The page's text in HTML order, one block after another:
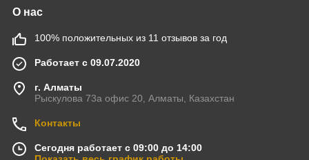
О нас
100% положительных из 11 отзывов за год
Работает с 09.07.2020
г. Алматы
Рыскулова 73а офис 20, Алматы, Казахстан
Контакты
Сегодня работает с 09:00 до 14:00